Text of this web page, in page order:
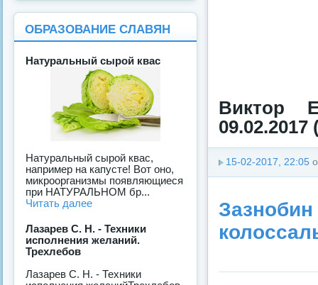
Виктор
09.02.2017
15-02-2017, 22:05
ОБРАЗОВАНИЕ СЛАВЯН
Натуральный сырой квас
Натуральный сырой квас,
например на капусте! Вот оно,
микроорганизмы появляющиеся
при НАТУРАЛЬНОМ бр...
Читать далее
Лазарев С. Н. - Техники
исполнения желаний.
Трехлебов
Лазарев С. Н. - Техники